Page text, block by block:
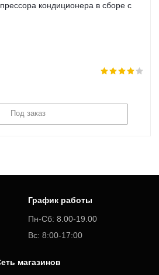
кондиционера в сборе с
Под заказ
График работы
Пн-Сб: 8.00-19.00
Вс: 8:00-17:00
магазинов